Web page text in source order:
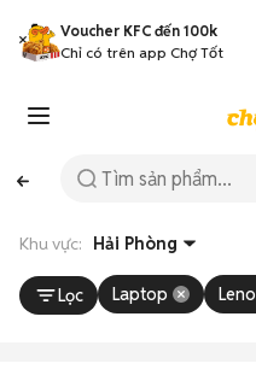
Voucher KFC đến 100k
Chỉ có trên app Chợ Tốt
Khu vực: Hải Phòng
Lọc Laptop